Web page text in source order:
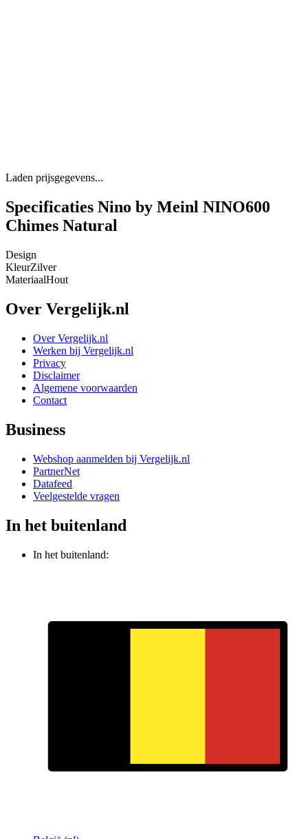
Laden prijsgegevens...
Specificaties Nino by Meinl NINO600
Chimes Natural
Design
KleurZilver
MateriaalHout
Over Vergelijk.nl
Over Vergelijk.nl
Werken bij Vergelijk.nl
Privacy
Disclaimer
Algemene voorwaarden
Contact
Business
Webshop aanmelden bij Vergelijk.nl
PartnerNet
Datafeed
Veelgestelde vragen
In het buitenland
In het buitenland: